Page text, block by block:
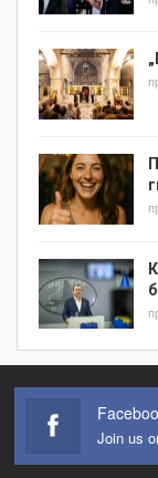
Join us